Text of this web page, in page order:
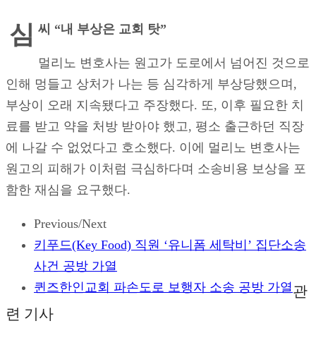
심 씨 “내 부상은 교회 탓”
멀리노 변호사는 원고가 도로에서 넘어진 것으로
인해 멍들고 상처가 나는 등 심각하게 부상당했으며,
부상이 오래 지속됐다고 주장했다. 또, 이후 필요한 치
료를 받고 약을 처방 받아야 했고, 평소 출근하던 직장
에 나갈 수 없었다고 호소했다. 이에 멀리노 변호사는
원고의 피해가 이처럼 극심하다며 소송비용 보상을 포
함한 재심을 요구했다.
Previous/Next
키푸드(Key Food) 직원 ‘유니폼 세탁비’ 집단소송
사건 공방 가열
퀸즈한인교회 파손도로 보행자 소송 공방 가열 관
련 기사